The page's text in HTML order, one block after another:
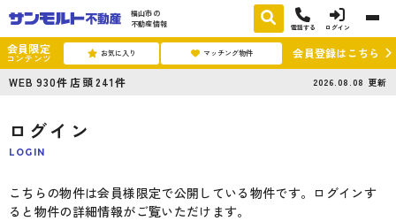
福山市の
不動産情報
電話する ログイン
会員限定
コンテンツ お気に入り マッチング物件
会員登録はこちら
WEB 930件 店頭241件 2026.08.08 更新
ログイン
LOGIN
こちらの物件は会員様限定で公開している物件です。ログインす
ると物件の詳細情報がご覧いただけます。